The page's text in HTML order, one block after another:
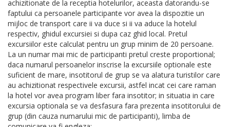
achizitionate de la receptia hotelurilor, aceasta datorandu-se
faptului ca persoanele participante vor avea la dispozitie un
mijloc de transport care ii va duce si ii va aduce la hotelul
respectiv, ghidul excursiei si dupa caz ghid local. Pretul
excursiilor este calculat pentru un grup minim de 20 persoane.
La un numar mai mic de participanti pretul creste proportional;
daca numarul persoanelor inscrise la excursiile optionale este
suficient de mare, insotitorul de grup se va alatura turistilor care
au achizitionat respectivele excursii, astfel incat cei care raman
la hotel vor avea program liber fara insotitor; in situatia in care
excursia optionala se va desfasura fara prezenta insotitorului de
grup (din cauza numarului mic de participanti), limba de